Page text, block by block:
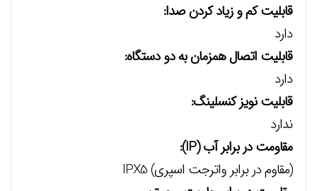
قابلیت کم و زیاد کردن صدا:
دارد
قابلیت اتصال همزمان به دو دستگاه:
دارد
قابلیت نویز کنسلینگ:
ندارد
مقاومت در برابر آب (IP):
(مقاوم در برابر واترجت اسپری) IPX5